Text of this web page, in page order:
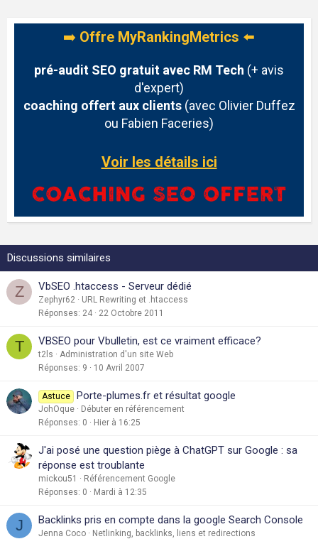
➡️ Offre MyRankingMetrics ⬅️
pré-audit SEO gratuit avec RM Tech (+ avis
d'expert)
coaching offert aux clients(avec Olivier Duffez
ou Fabien Faceries)
Voir les détails ici
Discussions similaires
Z VbSEO .htaccess - Serveur dédié
Zephyr62
URL Rewriting et .htaccess
Réponses 24 22 Octobre 2011
T VBSEO pour Vbulletin, est ce vraiment efficace?
t2ls
Administration d'un site Web
Réponses 9 10 Avril 2007
Astuce Porte-plumes.fr et résultat google
JohOque
Débuter en référencement
Réponses 0 Hier à 16:25
J'ai posé une question piège à ChatGPT sur Google : sa
réponse est troublante
mickou51
Référencement Google
Réponses 0 Mardi à 12:35
J Backlinks pris en compte dans la google Search Console
Jenna Coco
Netlinking, backlinks, liens et redirections